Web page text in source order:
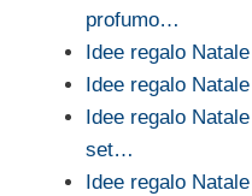
profumo…
Idee regalo
Idee regalo
Idee regalo
set…
Idee regalo